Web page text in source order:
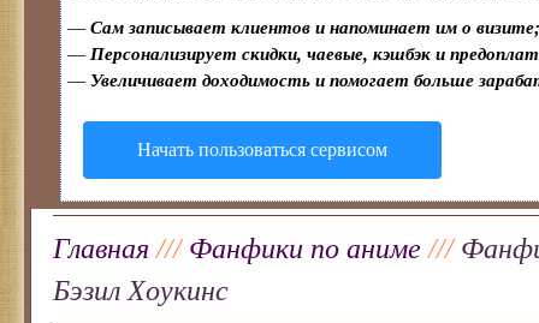
— Сам записывает клиентов и напоминает им о визите;
— Персонализирует скидки, чаевые, кэшбэк и
— Увеличивает доходимость и помогает больше
Начать пользоваться сервисом
Главная ///Фанфики по аниме ///
Бэзил Хоукинс